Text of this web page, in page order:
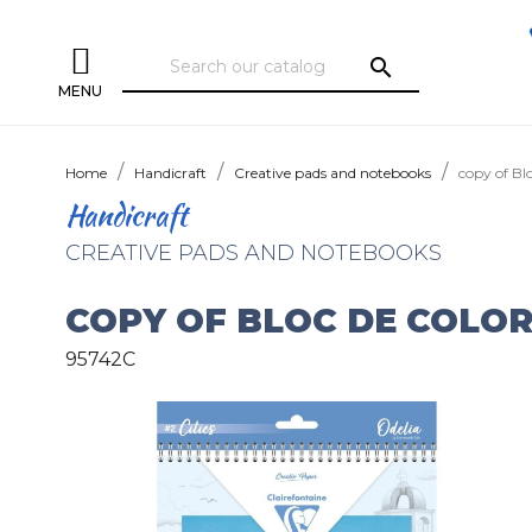
MENU
search
Home Handicraft Creative pads and notebooks copy of
Handicraft
CREATIVE PADS AND NOTEBOOKS
COPY OF BLOC DE
95742C